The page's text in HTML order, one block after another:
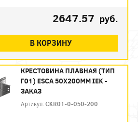
2647.57 руб.
В КОРЗИНУ
КРЕСТОВИНА ПЛАВНАЯ (ТИП
Г01) ESCA 50Х200ММ IEK -
ЗАКАЗ
Артикул:CKR01-0-050-200